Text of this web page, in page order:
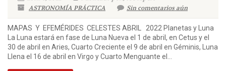
ASTRONOMÍA PRÁCTICA
Sin comentarios aún
MAPAS Y EFEMÉRIDES CELESTES ABRIL 2022 Planetas y Luna
La Luna estará en fase de Luna Nueva el 1 de abril, en Cetus y el
30 de abril en Aries, Cuarto Creciente el 9 de abril en Géminis, Luna
Llena el 16 de abril en Virgo y Cuarto Menguante el...